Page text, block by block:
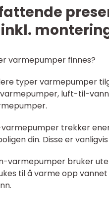
varmepumper finnes?
typer varmepumper
luft-til-
trekker
din. Disse er
varmepumper bruker
til å varme opp